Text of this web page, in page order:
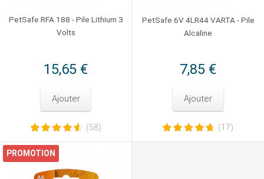
PetSafe RFA 188 - Pile Lithium 3
Volts
15,65 €
Ajouter
(58)
PetSafe 6V 4LR44 VARTA - Pile
Alcaline
7,85 €
Ajouter
(17)
PROMOTION